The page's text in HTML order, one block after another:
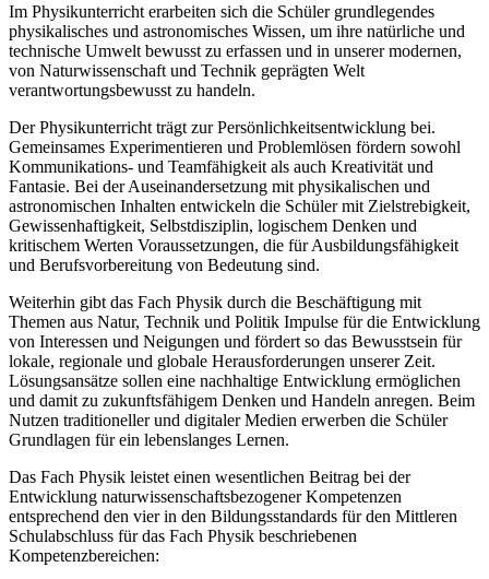
Im Physikunterricht erarbeiten sich die Schüler grundlegendes
physikalisches und astronomisches Wissen, um ihre natürliche und
technische Umwelt bewusst zu erfassen und in unserer modernen,
von Naturwissenschaft und Technik geprägten Welt
verantwortungsbewusst zu handeln.
Der Physikunterricht trägt zur Persönlichkeitsentwicklung bei.
Gemeinsames Experimentieren und Problemlösen fördern sowohl
Kommunikations- und Teamfähigkeit als auch Kreativität und
Fantasie. Bei der Auseinandersetzung mit physikalischen und
astronomischen Inhalten entwickeln die Schüler mit Zielstrebigkeit,
Gewissenhaftigkeit, Selbstdisziplin, logischem Denken und
kritischem Werten Voraussetzungen, die für Ausbildungsfähigkeit
und Berufsvorbereitung von Bedeutung sind.
Weiterhin gibt das Fach Physik durch die Beschäftigung mit
Themen aus Natur, Technik und Politik Impulse für die Entwicklung
von Interessen und Neigungen und fördert so das Bewusstsein für
lokale, regionale und globale Herausforderungen unserer Zeit.
Lösungsansätze sollen eine nachhaltige Entwicklung ermöglichen
und damit zu zukunftsfähigem Denken und Handeln anregen. Beim
Nutzen traditioneller und digitaler Medien erwerben die Schüler
Grundlagen für ein lebenslanges Lernen.
Das Fach Physik leistet einen wesentlichen Beitrag bei der
Entwicklung naturwissenschaftsbezogener Kompetenzen
entsprechend den vier in den Bildungsstandards für den Mittleren
Schulabschluss für das Fach Physik beschriebenen
Kompetenzbereichen: